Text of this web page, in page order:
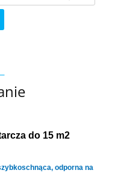
do 15 m2
odporna na